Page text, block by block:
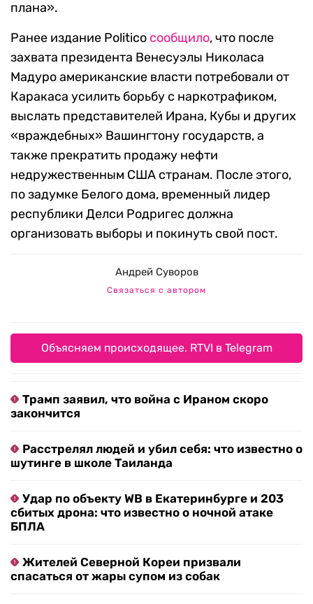
плана».
Ранее издание Politico сообщило, что после
захвата президента Венесуэлы Николаса
Мадуро американские власти потребовали от
Каракаса усилить борьбу с наркотрафиком,
выслать представителей Ирана, Кубы и других
«враждебных» Вашингтону государств, а
также прекратить продажу нефти
недружественным США странам. После этого,
по задумке Белого дома, временный лидер
республики Делси Родригес должна
организовать выборы и покинуть свой пост.
Андрей Суворов
Связаться с автором
Объясняем происходящее. RTVI в Telegram
Трамп заявил, что война с Ираном скоро
закончится
Расстрелял людей и убил себя: что известно о
шутинге в школе Таиланда
Удар по объекту WB в Екатеринбурге и 203
сбитых дрона: что известно о ночной атаке
БПЛА
Жителей Северной Кореи призвали
спасаться от жары супом из собак